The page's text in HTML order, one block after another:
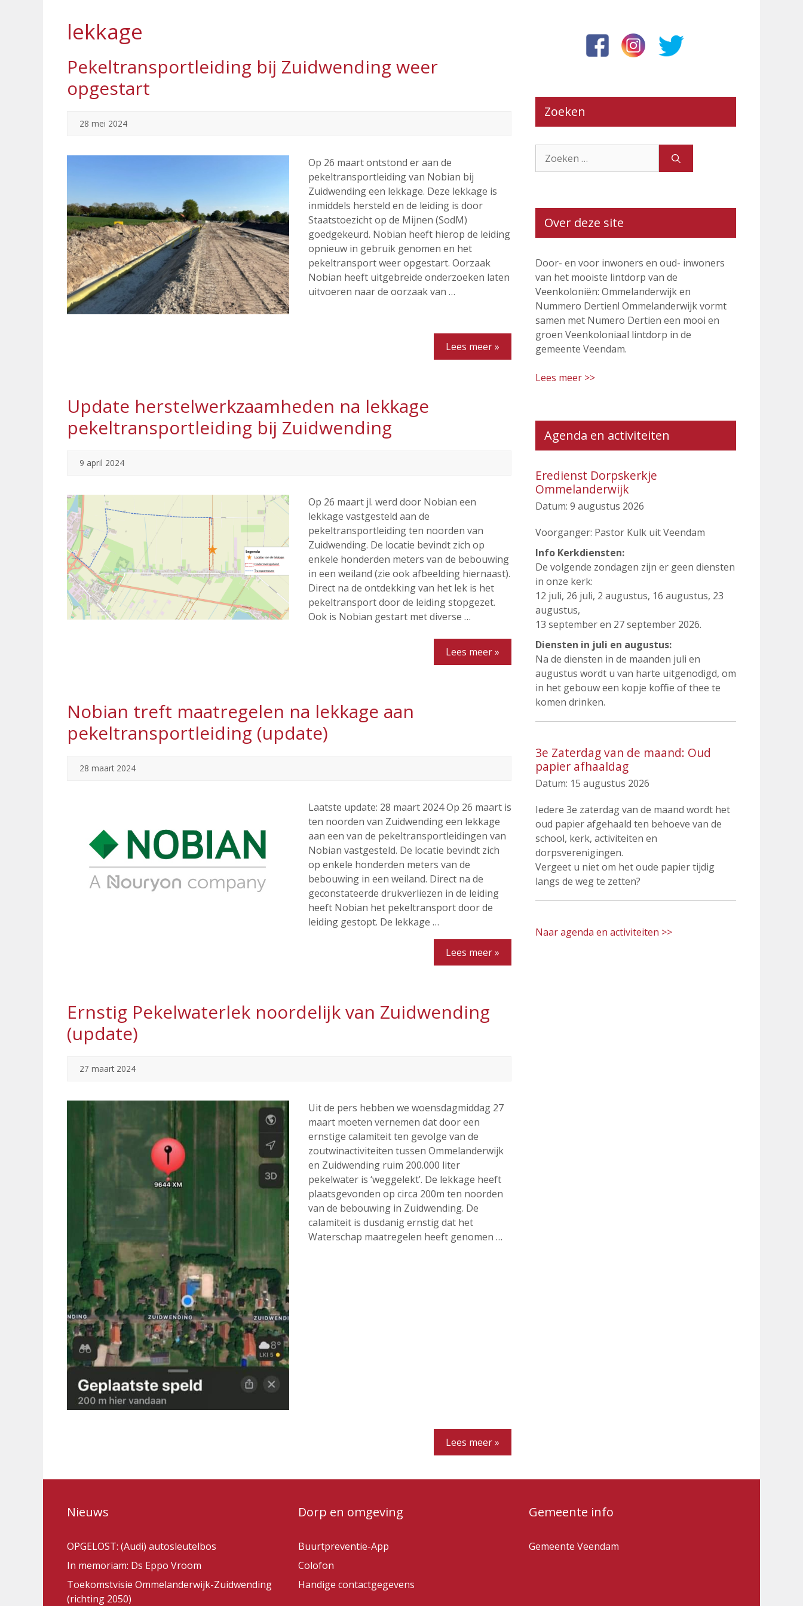
lekkage
Pekeltransportleiding bij Zuidwending weer
opgestart
28 mei 2024
Op 26 maart ontstond er aan de
pekeltransportleiding van Nobian bij
Zuidwending een lekkage. Deze lekkage is
inmiddels hersteld en de leiding is door
Staatstoezicht op de Mijnen (SodM)
goedgekeurd. Nobian heeft hierop de leiding
opnieuw in gebruik genomen en het
pekeltransport weer opgestart. Oorzaak
Nobian heeft uitgebreide onderzoeken laten
uitvoeren naar de oorzaak van …
Lees meer »
Update herstelwerkzaamheden na lekkage
pekeltransportleiding bij Zuidwending
9 april 2024
Op 26 maart jl. werd door Nobian een
lekkage vastgesteld aan de
pekeltransportleiding ten noorden van
Zuidwending. De locatie bevindt zich op
enkele honderden meters van de bebouwing
in een weiland (zie ook afbeelding hiernaast).
Direct na de ontdekking van het lek is het
pekeltransport door de leiding stopgezet.
Ook is Nobian gestart met diverse …
Lees meer »
Nobian treft maatregelen na lekkage aan
pekeltransportleiding (update)
28 maart 2024
Laatste update: 28 maart 2024 Op 26 maart is
ten noorden van Zuidwending een lekkage
aan een van de pekeltransportleidingen van
Nobian vastgesteld. De locatie bevindt zich
op enkele honderden meters van de
bebouwing in een weiland. Direct na de
geconstateerde drukverliezen in de leiding
heeft Nobian het pekeltransport door de
leiding gestopt. De lekkage …
Lees meer »
Ernstig Pekelwaterlek noordelijk van Zuidwending
(update)
27 maart 2024
Uit de pers hebben we woensdagmiddag 27
maart moeten vernemen dat door een
ernstige calamiteit ten gevolge van de
zoutwinactiviteiten tussen Ommelanderwijk
en Zuidwending ruim 200.000 liter
pekelwater is ‘weggelekt’. De lekkage heeft
plaatsgevonden op circa 200m ten noorden
van de bebouwing in Zuidwending. De
calamiteit is dusdanig ernstig dat het
Waterschap maatregelen heeft genomen …
Lees meer »
Zoeken
naar:
Over deze site
Door- en voor inwoners en oud- inwoners
van het mooiste lintdorp van de
Veenkoloniën: Ommelanderwijk en
Nummero Dertien! Ommelanderwijk vormt
samen met Numero Dertien een mooi en
groen Veenkoloniaal lintdorp in de
gemeente Veendam.
Lees meer >>
Agenda en activiteiten
Eredienst Dorpskerkje
Ommelanderwijk
Datum: 9 augustus 2026
Voorganger: Pastor Kulk uit Veendam
Info Kerkdiensten:
De volgende zondagen zijn er geen diensten
in onze kerk:
12 juli, 26 juli, 2 augustus, 16 augustus, 23
augustus,
13 september en 27 september 2026.
Diensten in juli en augustus:
Na de diensten in de maanden juli en
augustus wordt u van harte uitgenodigd, om
in het gebouw een kopje koffie of thee te
komen drinken.
3e Zaterdag van de maand: Oud
papier afhaaldag
Datum: 15 augustus 2026
Iedere 3e zaterdag van de maand wordt het
oud papier afgehaald ten behoeve van de
school, kerk, activiteiten en
dorpsverenigingen.
Vergeet u niet om het oude papier tijdig
langs de weg te zetten?
Naar agenda en activiteiten >>
Nieuws
OPGELOST: (Audi) autosleutelbos
In memoriam: Ds Eppo Vroom
Toekomstvisie Ommelanderwijk-Zuidwending
(richting 2050)
Dorp en omgeving
Buurtpreventie-App
Colofon
Handige contactgegevens
Gemeente info
Gemeente Veendam